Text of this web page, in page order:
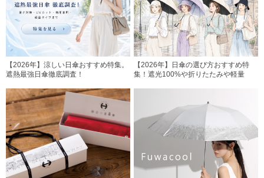
【2026年】涼しい日傘おすすめ特集。
遮熱最強日傘徹底調査！
【2026年】日傘の選び方おすすめ特
集！遮光100%や折りたたみや軽量